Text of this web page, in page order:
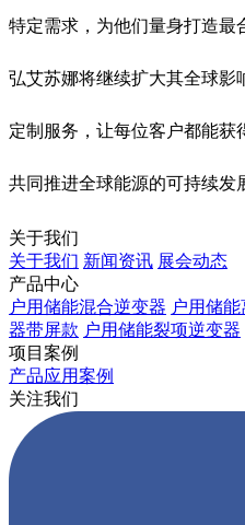
特定需求，为他们量身打造最
弘艾苏娜将继续扩大其全球影
定制服务，让每位客户都能获
共同推进全球能源的可持续发
关于我们
关于我们 新闻资讯 展会动态
产品中心
户用储能混合逆变器 户用储
器带屏款 户用储能裂项逆变器
项目案例
产品应用案例
关注我们